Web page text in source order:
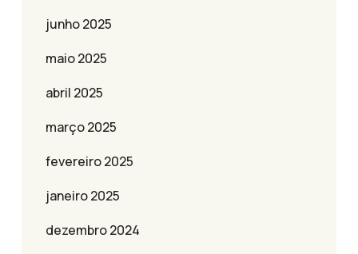
junho 2025
maio 2025
abril 2025
março 2025
fevereiro 2025
janeiro 2025
dezembro 2024